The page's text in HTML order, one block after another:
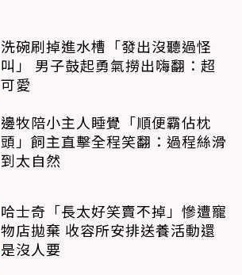
洗碗刷掉進水槽「發出沒聽過怪
叫」 男子鼓起勇氣撈出嗨翻：超
可愛
邊牧陪小主人睡覺「順便霸佔枕
頭」飼主直擊全程笑翻：過程絲滑
到太自然
哈士奇「長太好笑賣不掉」慘遭寵
物店拋棄 收容所安排送養活動還
是沒人要